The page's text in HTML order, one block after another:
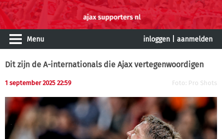
Menu inloggen aanmelden
Dit zijn de A-internationals die Ajax vertegenwoordigen
1 september 2025 22:59 Foto: Pro Shots